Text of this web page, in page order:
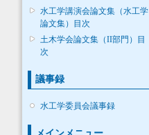
水工学講演会論文集（水工学
論文集）目次
土木学会論文集（II部門）目
次
議事録
水工学委員会議事録